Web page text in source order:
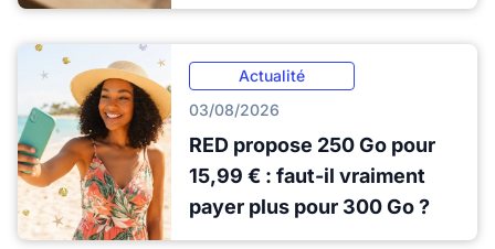
Actualité
03/08/2026
RED propose 250 Go pour
15,99 € : faut-il vraiment
payer plus pour 300 Go ?